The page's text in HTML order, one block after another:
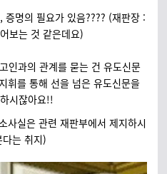
명의 필요가 있음???? (재판장 :
보는 것 같은데요)
인과의 관계를 묻는 건 유도신문
휘를 통해 선을 넘은 유도신문을
시잖아요!!
사실은 관련 재판부에서 제지하시
는 취지)